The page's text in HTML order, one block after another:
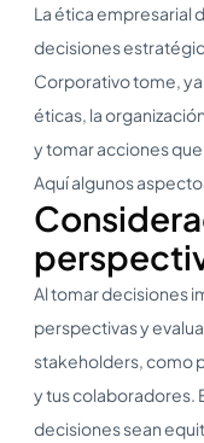
La ética empresarial
decisiones
Corporativo tome,
éticas, la
y tomar acciones
Aquí algunos
Al tomar decisiones
perspectivas y
stakeholders, como
y tus colaboradores.
decisiones sean